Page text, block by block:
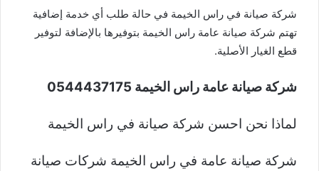
شركة صيانة في راس الخيمة في حالة طلب أي خدمة إضافية
تهتم شركة صيانة عامة راس الخيمة بتوفيرها بالإضافة لتوفير
قطع الغيار الأصلية.
شركة صيانة عامة راس الخيمة 0544437175
لماذا نحن احسن شركة صيانة في راس الخيمة
شركة صيانة عامة في راس الخيمة شركات صيانة